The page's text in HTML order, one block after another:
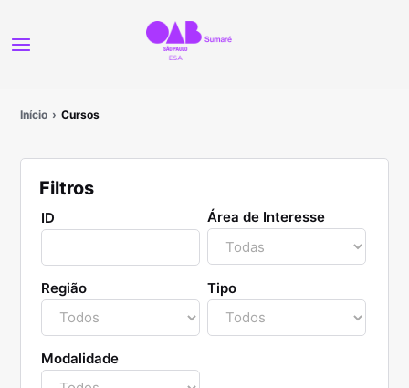
Início Cursos
Filtros
ID Área de Interesse
Região Tipo
Modalidade